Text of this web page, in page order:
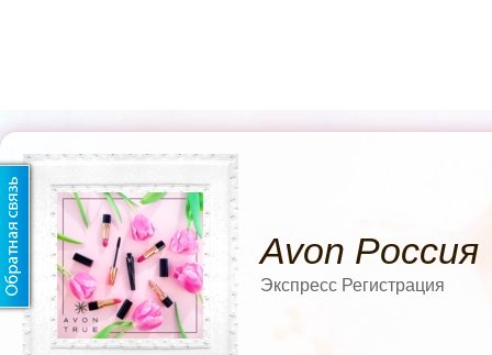
Avon Россия
Экспресс Регистрация